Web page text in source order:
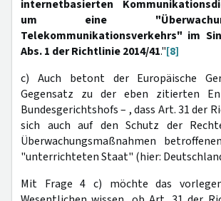
internetbasierten
um eine
Telekommunikationsverkehrs" im
Abs. 1 der Richtlinie 2014/41."[8]
c) Auch betont der Europäische
Gegensatz zu der eben zitierten
Bundesgerichtshofs – , dass Art. 31 der
sich auch auf den Schutz der
Überwachungsmaßnahmen
"unterrichteten Staat" (hier:
Mit Frage 4 c) möchte das